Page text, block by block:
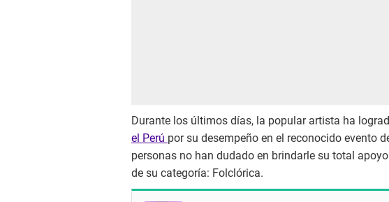
Durante los últimos días, la popular artista ha
el Perú por su desempeño en el reconocido evento
personas no han dudado en brindarle su total
de su categoría: Folclórica.